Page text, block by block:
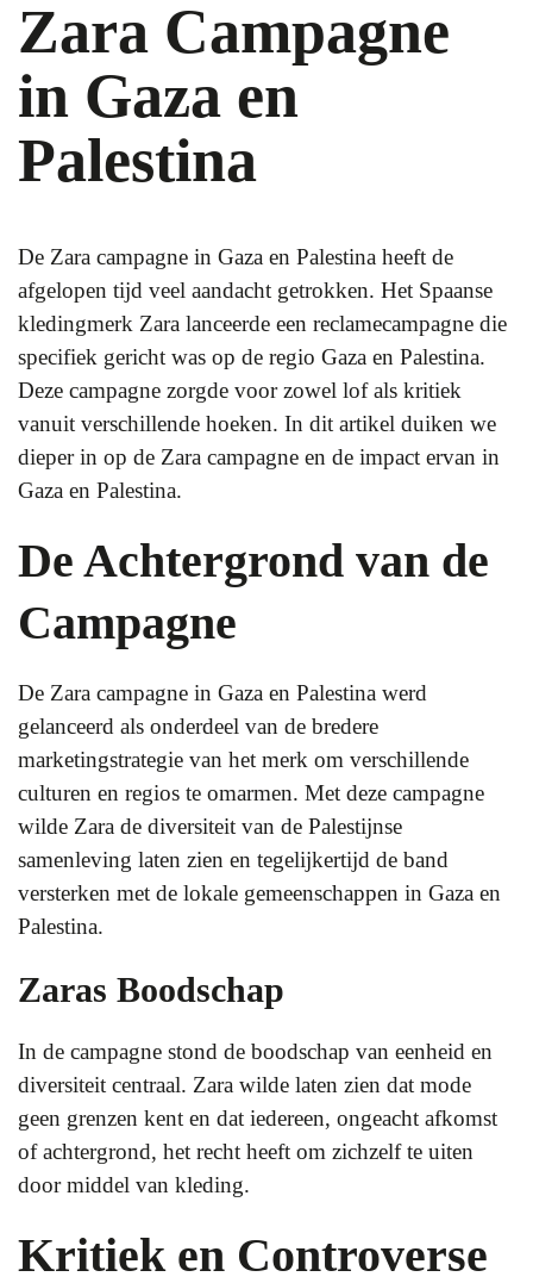
Zara Campagne
in Gaza en
Palestina
De Zara campagne in Gaza en Palestina heeft de
afgelopen tijd veel aandacht getrokken. Het Spaanse
kledingmerk Zara lanceerde een reclamecampagne die
specifiek gericht was op de regio Gaza en Palestina.
Deze campagne zorgde voor zowel lof als kritiek
vanuit verschillende hoeken. In dit artikel duiken we
dieper in op de Zara campagne en de impact ervan in
Gaza en Palestina.
De Achtergrond van de
Campagne
De Zara campagne in Gaza en Palestina werd
gelanceerd als onderdeel van de bredere
marketingstrategie van het merk om verschillende
culturen en regios te omarmen. Met deze campagne
wilde Zara de diversiteit van de Palestijnse
samenleving laten zien en tegelijkertijd de band
versterken met de lokale gemeenschappen in Gaza en
Palestina.
Zaras Boodschap
In de campagne stond de boodschap van eenheid en
diversiteit centraal. Zara wilde laten zien dat mode
geen grenzen kent en dat iedereen, ongeacht afkomst
of achtergrond, het recht heeft om zichzelf te uiten
door middel van kleding.
Kritiek en Controverse